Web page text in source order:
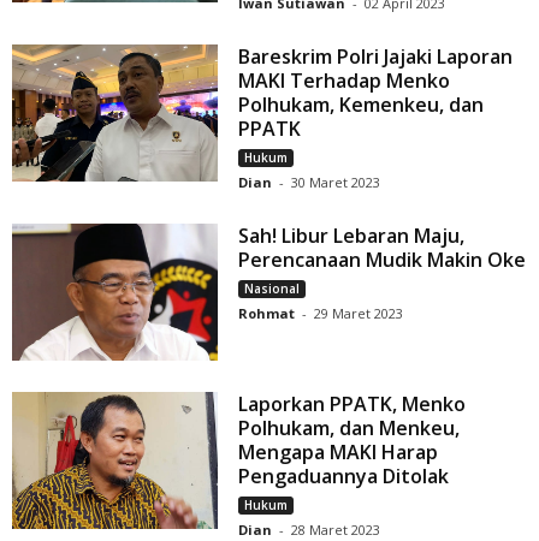
Bareskrim Polri Jajaki Laporan
MAKI Terhadap Menko
Polhukam, Kemenkeu, dan
PPATK
Hukum
Dian - 30 Maret 2023
Sah! Libur Lebaran Maju,
Perencanaan Mudik Makin Oke
Nasional
Rohmat - 29 Maret 2023
Laporkan PPATK, Menko
Polhukam, dan Menkeu,
Mengapa MAKI Harap
Pengaduannya Ditolak
Hukum
Dian - 28 Maret 2023